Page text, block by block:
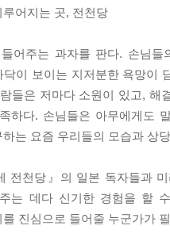
어지는 곳, 전천당
어주는 과자를 판다. 손님
닥이 보이는 지저분한 욕망이
들은 저마다 소원이 있고,
하다. 손님들은 아무에게도
는 요즘 우리들의 모습과 상
전천당』의 일본 독자들과
는 데다 신기한 경험을 할
진심으로 들어줄 누군가가